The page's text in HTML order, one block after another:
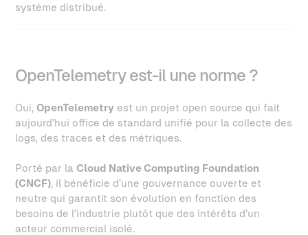
système distribué.
OpenTelemetry est-il une norme ?
Oui,OpenTelemetry est un projet open source qui fait
aujourd’hui office de standard unifié pour la collecte des
logs, des traces et des métriques.
Porté par laCloud Native Computing Foundation
(CNCF), il bénéficie d’une gouvernance ouverte et
neutre qui garantit son évolution en fonction des
besoins de l’industrie plutôt que des intérêts d’un
acteur commercial isolé.